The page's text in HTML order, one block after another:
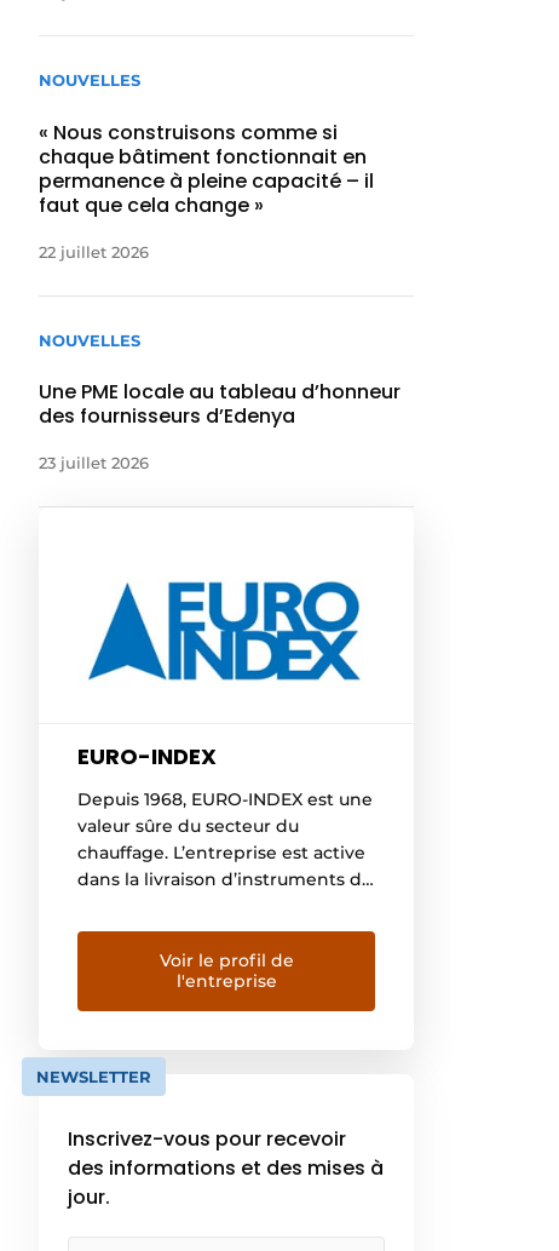
NOUVELLES
« Nous construisons comme si
chaque bâtiment fonctionnait en
permanence à pleine capacité – il
faut que cela change »
22 juillet 2026
NOUVELLES
Une PME locale au tableau d’honneur
des fournisseurs d’Edenya
23 juillet 2026
EURO-INDEX
Depuis 1968, EURO-INDEX est une
valeur sûre du secteur du
chauffage. L’entreprise est active
dans la livraison d’instruments de
chauffage pour la sécurité,
l’entretien et la construction
d’installations techniques. Avec
l’émergence des nouvelles
d’installation et au vu de
l’importance croissante de la
INDEX propose un […]
Voir le profil de
l'entreprise
NEWSLETTER
Inscrivez-vous pour recevoir
des informations et des mises à
jour.